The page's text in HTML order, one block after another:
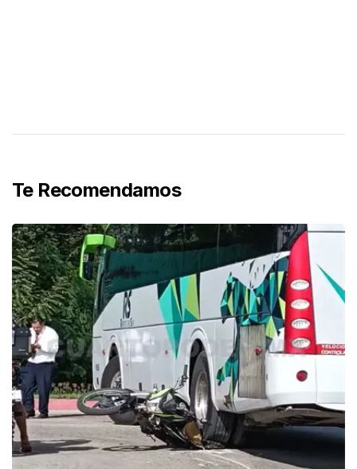
Te Recomendamos